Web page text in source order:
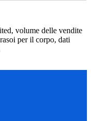
volume delle vendite
per il corpo, dati